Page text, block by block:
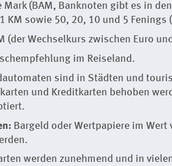
Mark (BAM, Banknoten gibt es in
KM sowie 50, 20, 10 und 5 Fenings
(der Wechselkurs zwischen Euro
im Reiseland.
sind in Städten und
und Kreditkarten behoben
Bargeld oder Wertpapiere im
werden zunehmend und in